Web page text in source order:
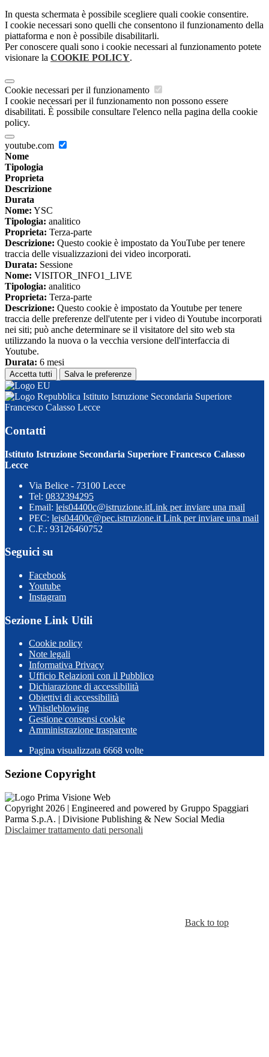
In questa schermata è possibile scegliere quali cookie consentire.
I cookie necessari sono quelli che consentono il funzionamento della
piattaforma e non è possibile disabilitarli.
Per conoscere quali sono i cookie necessari al funzionamento potete
visionare la COOKIE POLICY.
Cookie necessari per il funzionamento
I cookie necessari per il funzionamento non possono essere
disabilitati. È possibile consultare l'elenco nella pagina della cookie
policy.
youtube.com
Nome
Tipologia
Proprieta
Descrizione
Durata
Nome: YSC
Tipologia: analitico
Proprieta: Terza-parte
Descrizione: Questo cookie è impostato da YouTube per tenere
traccia delle visualizzazioni dei video incorporati.
Durata: Sessione
Nome: VISITOR_INFO1_LIVE
Tipologia: analitico
Proprieta: Terza-parte
Descrizione: Questo cookie è impostato da Youtube per tenere
traccia delle preferenze dell'utente per i video di Youtube incorporati
nei siti; può anche determinare se il visitatore del sito web sta
utilizzando la nuova o la vecchia versione dell'interfaccia di
Youtube.
Durata: 6 mesi
Accetta tutti Salva le preferenze
Istituto Istruzione Secondaria Superiore
Francesco Calasso Lecce
Contatti
Istituto Istruzione Secondaria Superiore Francesco Calasso
Lecce
Via Belice - 73100 Lecce
Tel: 0832394295
Email: leis04400c@istruzione.itLink per inviare una mail
PEC: leis04400c@pec.istruzione.it Link per inviare una mail
C.F.: 93126460752
Seguici su
Facebook
Youtube
Instagram
Sezione Link Utili
Cookie policy
Note legali
Informativa Privacy
Ufficio Relazioni con il Pubblico
Dichiarazione di accessibilità
Obiettivi di accessibilità
Whistleblowing
Gestione consensi cookie
Amministrazione trasparente
Pagina visualizzata 6668 volte
Sezione Copyright
Copyright 2026 | Engineered and powered by Gruppo Spaggiari
Parma S.p.A. | Divisione Publishing & New Social Media
Disclaimer trattamento dati personali
Back to top